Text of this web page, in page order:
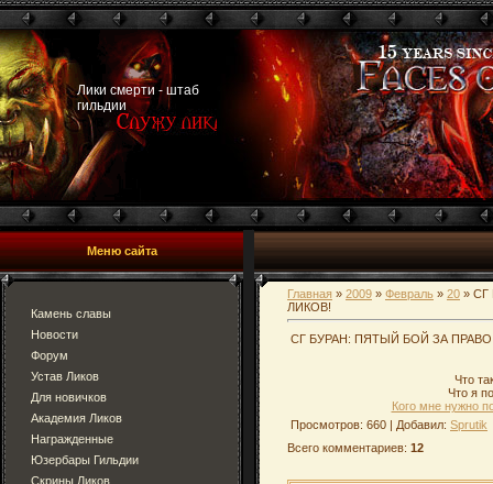
Лики смерти - штаб
гильдии
Меню сайта
Камень славы
Новости
Форум
Устав Ликов
Для новичков
Академия Ликов
Награжденные
Юзербары Гильдии
Скрины Ликов
Главная » 2009 » Февраль » 20 »
ЛИКОВ!
СГ БУРАН: ПЯТЫЙ БОЙ ЗА
Что
Что я
Кого мне нужно
Просмотров: 660 | Добавил: Sprutik
Всего комментариев: 12